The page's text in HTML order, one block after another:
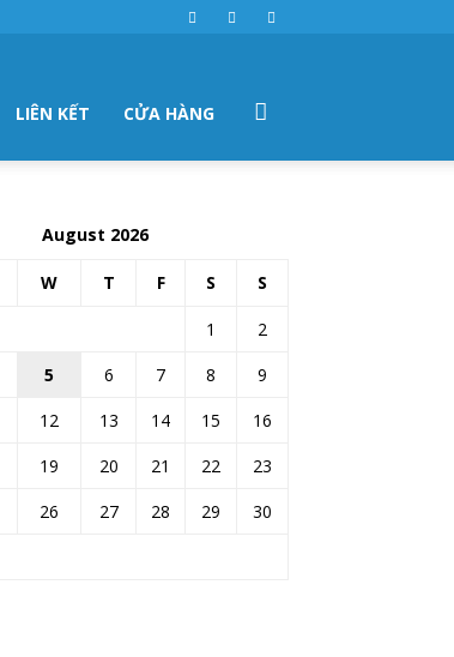
LIÊN KẾT CỬA HÀNG
August 2026
W T F S S
1
2
5 6 7 8
9
12 13 14 15
16
19 20 21 22
23
26 27 28 29
30